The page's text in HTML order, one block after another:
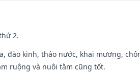
2.
đào kinh, tháo nước, khai mương,
ruộng và nuôi tằm cũng tốt.